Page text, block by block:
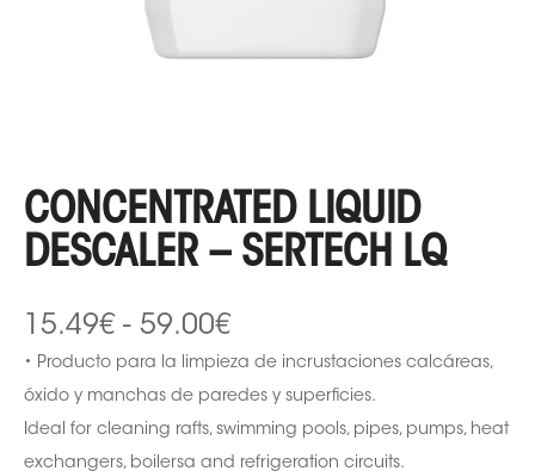
CONCENTRATED LIQUID
DESCALER – SERTECH LQ
15.49€ - 59.00€
• Producto para la limpieza de incrustaciones calcáreas,
óxido y manchas de paredes y superficies.
Ideal for cleaning rafts, swimming pools, pipes, pumps, heat
exchangers, boilersa and refrigeration circuits.